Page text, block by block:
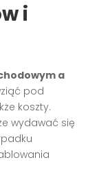
i
a
pod
koszty.
wydawać się